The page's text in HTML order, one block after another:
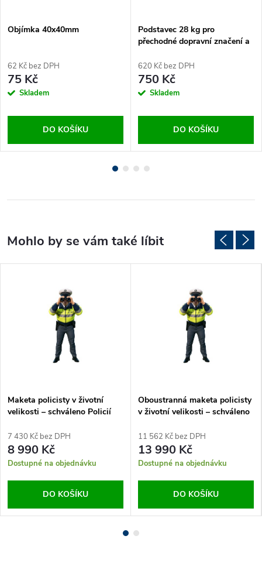
Objímka 40x40mm
62 Kč bez DPH
75 Kč
Skladem
DO KOŠÍKU
Podstavec 28 kg pro
přechodné dopravní značení a
620 Kč bez DPH
750 Kč
Skladem
DO KOŠÍKU
Maketa policisty v životní
velikosti – schváleno Policií
7 430 Kč bez DPH
8 990 Kč
Dostupné na objednávku
DO KOŠÍKU
Oboustranná maketa policisty
v životní velikosti – schváleno
11 562 Kč bez DPH
13 990 Kč
Dostupné na objednávku
DO KOŠÍKU